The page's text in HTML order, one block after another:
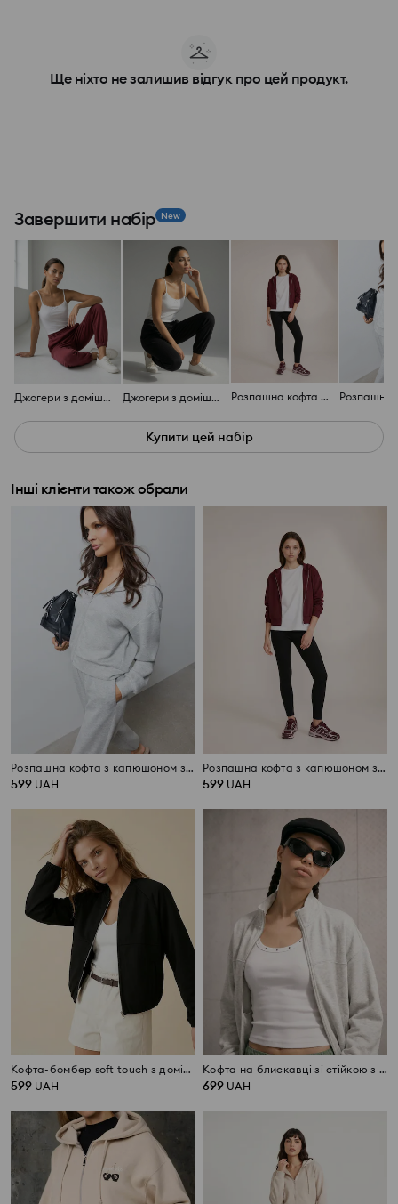
Ще ніхто не залишив відгук про цей продукт.
Завершити набір New
Джогери з домішкою віскози, soft touch Джогери з домішкою віскози, soft touch Розпашна кофта з капюшоном з домішкою віскози, soft touch
Купити цей набір
Інші клієнти також обрали
Розпашна кофта з капюшоном з домішкою віскози, soft touch
599 UAH
Розпашна кофта з капюшоном з домішкою віскози, soft touch
599 UAH
Кофта-бомбер soft touch з домішкою віскози
599 UAH
Кофта на блискавці зі стійкою з додаванням віскози «soft touch»
699 UAH